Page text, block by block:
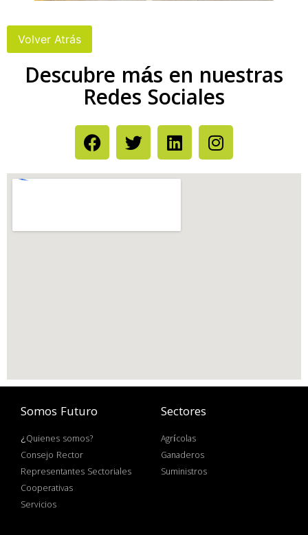
Descubre más en nuestras
Redes Sociales
Somos Futuro
¿Quienes somos?
Consejo Rector
Representantes Sectoriales
Cooperativas
Servicios
Sectores
Agrícolas
Ganaderos
Suministros